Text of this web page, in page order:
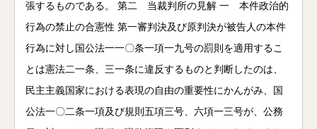
張するものである。 第二 当裁判所の見解 一 本件政治的
行為の禁止の合憲性 第一審判決及び原判決が被告人の本件
行為に対し国公法一一〇条一項一九号の罰則を適用するこ
とは憲法二一条、三一条に違反するものと判断したのは、
民主主義国家における表現の自由の重要性にかんがみ、国
公法一〇二条一項及び規則五項三号、六項一三号が、公務